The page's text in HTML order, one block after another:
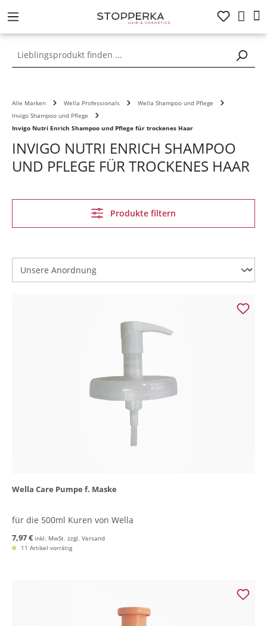
springen
Alle Marken Wella Professionals
Wella Shampoo und Pflege
Invigo Shampoo und Pflege
Invigo Nutri Enrich Shampoo und Pflege für trockenes Haar
INVIGO NUTRI ENRICH SHAMPOO
UND PFLEGE FÜR TROCKENES HAAR
Produkte filtern
Wella Care Pumpe f. Maske
für die 500ml Kuren von Wella
7,97 € inkl. MwSt. zzgl. Versand
11 Artikel vorrätig